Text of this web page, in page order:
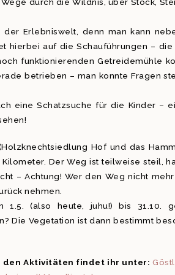
Erlebniswelt, denn man kann
hierbei auf die Schauführungen –
funktionierenden Getreidemühle
betrieben – man konnte Fragen
eine Schatzsuche für die Kinder –
Hof und das
Der Weg ist teilweise steil,
– Achtung! Wer den Weg nicht
nehmen.
1.5. (also heute, juhu!) bis 31.10.
Die Vegetation ist dann bestimmt
den Aktivitäten findet ihr unter: